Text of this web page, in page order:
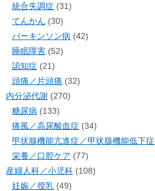
統合失調症 (31)
てんかん (30)
パーキンソン病 (42)
睡眠障害 (52)
認知症 (21)
頭痛／片頭痛 (32)
内分泌代謝 (270)
糖尿病 (133)
痛風／高尿酸血症 (34)
甲状腺機能亢進症／甲状腺機能低下症
栄養／口腔ケア (77)
産婦人科／小児科 (108)
妊娠／授乳 (49)